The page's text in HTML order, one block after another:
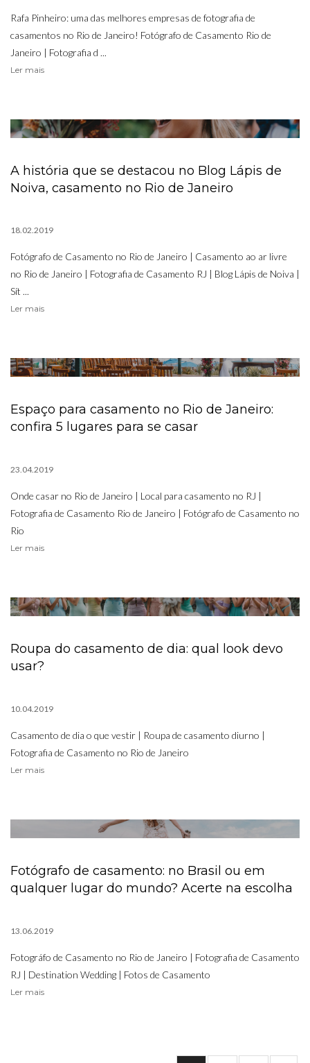
Rafa Pinheiro: uma das melhores empresas de fotografia de
casamentos no Rio de Janeiro! Fotógrafo de Casamento Rio de
Janeiro | Fotografia d ...
Ler mais
A história que se destacou no Blog Lápis de
Noiva, casamento no Rio de Janeiro
18.02.2019
Fotógrafo de Casamento no Rio de Janeiro | Casamento ao ar livre
no Rio de Janeiro | Fotografia de Casamento RJ | Blog Lápis de Noiva |
Sít ...
Ler mais
Espaço para casamento no Rio de Janeiro:
confira 5 lugares para se casar
23.04.2019
Onde casar no Rio de Janeiro | Local para casamento no RJ |
Fotografia de Casamento Rio de Janeiro | Fotógrafo de Casamento no
Rio
Ler mais
Roupa do casamento de dia: qual look devo
usar?
10.04.2019
Casamento de dia o que vestir | Roupa de casamento diurno |
Fotografia de Casamento no Rio de Janeiro
Ler mais
Fotógrafo de casamento: no Brasil ou em
qualquer lugar do mundo? Acerte na escolha
13.06.2019
Fotográfo de Casamento no Rio de Janeiro | Fotografia de Casamento
RJ | Destination Wedding | Fotos de Casamento
Ler mais